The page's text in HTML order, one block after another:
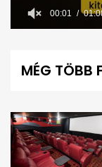
minute,
00:02
MÉG TÖBB